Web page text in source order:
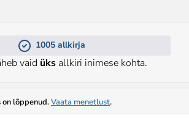
1005 allkirja
vaid üks allkiri inimese kohta.
lõppenud.Vaata menetlust.